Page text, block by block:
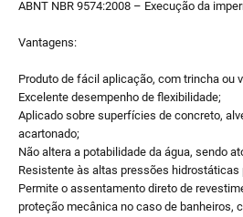
ABNT NBR 9574:2008 – Execução da
Vantagens:
Produto de fácil aplicação, com trincha ou
Excelente desempenho de flexibilidade;
Aplicado sobre superfícies de concreto,
acartonado;
Não altera a potabilidade da água, sendo
Resistente às altas pressões hidrostáticas
Permite o assentamento direto de
proteção mecânica no caso de banheiros,